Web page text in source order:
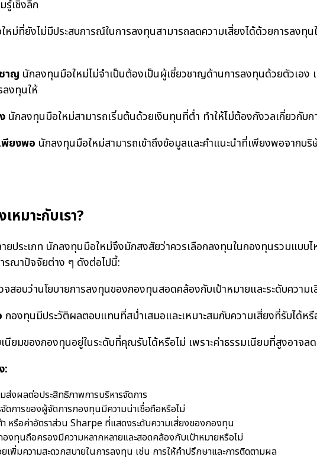
รู้เชิงลึก
หม่ที่ยังไม่มีประสบการณ์ในการลงทุนสามารถลดความเสี่ยงได้ด้วยการลงทุ
าญ นักลงทุนมือใหม่ไม่จำเป็นต้องเป็นผู้เชี่ยวชาญด้านการลงทุนด้วยตัวเอง
งทุนให้
นักลงทุนมือใหม่สามารถเริ่มต้นด้วยเงินทุนที่ต่ำ ทำให้ไม่ต้องกังวลเกี่ยวกับ
พียงพอ นักลงทุนมือใหม่สามารถเข้าถึงข้อมูลและคำแนะนำที่เพียงพอจากบ
มาะกับเรา?
ะเภท นักลงทุนมือใหม่จึงมักสงสัยว่าควรเลือกลงทุนในกองทุนรวมแบบไ
รณาปัจจัยต่าง ๆ ดังต่อไปนี้:
จสอบว่านโยบายการลงทุนของกองทุนสอดคล้องกับเป้าหมายและระดับความ
กองทุนมีประวัติผลตอบแทนที่สม่ำเสมอและเหมาะสมกับความเสี่ยงที่รับได้หรื
นียมของกองทุนอยู่ในระดับที่คุณรับได้หรือไม่ เพราะค่าธรรมเนียมที่สูงอา
:
ส่งผลต่อประสิทธิภาพการบริหารจัดการ
ดการของผู้จัดการกองทุนมีความน่าเชื่อถือหรือไม่
า หรือค่าอัตราส่วน Sharpe ที่แสดงระดับความเสี่ยงของกองทุน
ทุนถือครองมีความหลากหลายและสอดคล้องกับเป้าหมายหรือไม่
เพิ่มความสะดวกสบายในการลงทุน เช่น การให้คำปรึกษาและการติดตามผล